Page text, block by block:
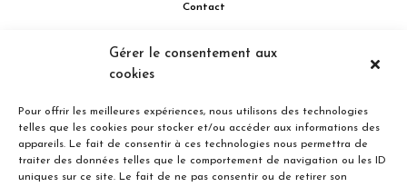
Gérer le consentement aux
cookies
Pour offrir les meilleures expériences, nous utilisons des technologies
telles que les cookies pour stocker et/ou accéder aux informations des
appareils. Le fait de consentir à ces technologies nous permettra de
traiter des données telles que le comportement de navigation ou les ID
uniques sur ce site. Le fait de ne pas consentir ou de retirer son
Contact
514 732.0222
Concorde Est, Laval, Québec H7G 2E4 Canada